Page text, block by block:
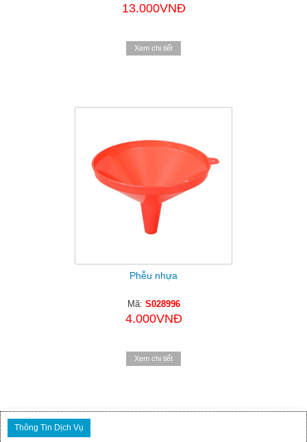
13.000VNĐ
Xem chi tiết
Phễu nhựa
Mã: S028996
4.000VNĐ
Xem chi tiết
Thông Tin Dịch Vụ